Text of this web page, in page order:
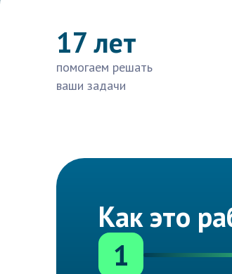
17 лет
помогаем решать
ваши задачи
Как это
1